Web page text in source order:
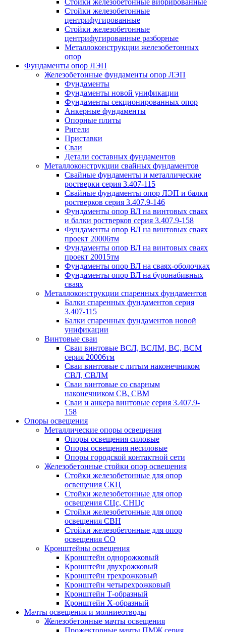
Стойки железобетонные
центрифугированные
Стойки железобетонные
центрифугированные разборные
Металлоконструкции железобетонных
опор
Фундаменты опор ЛЭП
Железобетонные фундаменты опор ЛЭП
Фундаменты
Фундаменты новой унификации
Фундаменты секционированных опор
Анкерные фундаменты
Опорные плиты
Ригели
Приставки
Сваи
Детали составных фундаментов
Металлоконструкции свайных фундаментов
Свайные фундаменты и металлические
ростверки серия 3.407-115
Свайные фундаменты опор ЛЭП и балки
ростверков серия 3.407.9-146
Фундаменты опор ВЛ на винтовых сваях
и балки ростверков серия 3.407.9-158
Фундаменты опор ВЛ на винтовых сваях
проект 20006тм
Фундаменты опор ВЛ на винтовых сваях
проект 20015тм
Фундаменты опор ВЛ на сваях-оболочках
Фундаменты опор ВЛ на буронабивных
сваях
Металлоконструкции спаренных фундаментов
Балки спаренных фундаментов серия
3.407-115
Балки спаренных фундаментов новой
унификации
Винтовые сваи
Сваи винтовые ВСЛ, ВСЛМ, ВС, ВСМ
серия 20006тм
Сваи винтовые с литым наконечником
СВЛ, СВЛМ
Сваи винтовые со сварным
наконечником СВ, СВМ
Сваи и анкера винтовые серия 3.407.9-
158
Опоры освещения
Металлические опоры освещения
Опоры освещения силовые
Опоры освещения несиловые
Опоры городской контактной сети
Железобетонные стойки опор освещения
Стойки железобетонные для опор
освещения СКЦ
Стойки железобетонные для опор
освещения СЦс, СНЦс
Стойки железобетонные для опор
освещения СВН
Стойки железобетонные для опор
освещения СО
Кронштейны освещения
Кронштейн однорожковый
Кронштейн двухрожковый
Кронштейн трехрожковый
Кронштейн четырехрожковый
Кронштейн Т-образный
Кронштейн Х-образный
Мачты освещения и молниеотводы
Железобетонные мачты освещения
Прожекторные мачты ПМЖ серия